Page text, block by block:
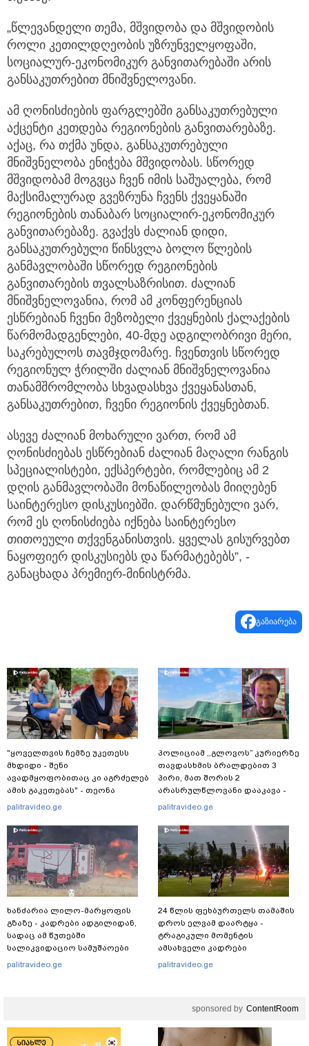
„წლევანდელი თემა, მშვიდობა და მშვიდობის
როლი კეთილდღეობის უზრუნველყოფაში,
სოციალურ-ეკონომიკურ განვითარებაში არის
განსაკუთრებით მნიშვნელოვანი.
ამ ღონისძიების ფარგლებში განსაკუთრებული
აქცენტი კეთდება რეგიონების განვითარებაზე.
აქაც, რა თქმა უნდა, განსაკუთრებული
მნიშვნელობა ენიჭება მშვიდობას. სწორედ
მშვიდობამ მოგვცა ჩვენ იმის საშუალება, რომ
მაქსიმალურად გვეზრუნა ჩვენს ქვეყანაში
რეგიონების თანაბარ სოციალირ-ეკონომიკურ
განვითარებაზე. გვაქვს ძალიან დიდი,
განსაკუთრებული წინსვლა ბოლო წლების
განმავლობაში სწორედ რეგიონების
განვითარების თვალსაზრისით. ძალიან
მნიშვნელოვანია, რომ ამ კონფერენციას
ესწრებიან ჩვენი მეზობელი ქვეყნების ქალაქების
წარმომადგენლები, 40-მდე ადგილობრივი მერი,
საკრებულოს თავმჯდომარე. ჩვენთვის სწორედ
რეგიონულ ჭრილში ძალიან მნიშვნელოვანია
თანამშრომლობა სხვადასხვა ქვეყანასთან,
განსაკუთრებით, ჩვენი რეგიონის ქვეყნებთან.
ასევე ძალიან მოხარული ვართ, რომ ამ
ღონისძიებას ესწრებიან ძალიან მაღალი რანგის
სპეციალისტები, ექსპერტები, რომლებიც ამ 2
დღის განმავლობაში მონაწილეობას მიიღებენ
საინტერესო დისკუსიებში. დარწმუნებული ვარ,
რომ ეს ღონისძიება იქნება საინტერესო
თითოეული თქვენგანისთვის. ყველას გისურვებთ
ნაყოფიერ დისკუსიებს და წარმატებებს”, -
განაცხადა პრემიერ-მინისტრმა.
გაზიარება
"ყოველთვის ჩემზე უკეთესს
მხდიდი - შენი
ავადმყოფობითაც კი აგრძელებ
ამის გაკეთებას" - თეონა
კონტრიძე მეუღლეს ემოციურ
palitravideo.ge
ხანძარია ლილო-მარყოფის
გზაზე - კადრები ადგილიდან,
სადაც ამ წუთებში
სალიკვიდაციო სამუშაოები
მიმდინარეობს
palitravideo.ge
პოლიციამ ,,გლოვოს” კურიერზე
თავდასხმის ბრალდებით 3
პირი, მათ შორის 2
არასრულწლოვანი დააკავა -
შსს ინფორმაციას ავრცელებს
palitravideo.ge
24 წლის ფეხბურთელს თამაშის
დროს ელვამ დაარტყა -
ტრაგიკული მომენტის
ამსახველი კადრები
ტაილანდიდან მედიაში
palitravideo.ge
sponsored by ContentRoom